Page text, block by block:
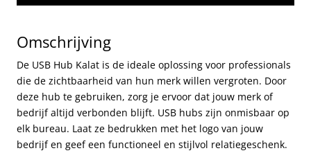
Omschrijving
De USB Hub Kalat is de ideale oplossing voor professionals
die de zichtbaarheid van hun merk willen vergroten. Door
deze hub te gebruiken, zorg je ervoor dat jouw merk of
bedrijf altijd verbonden blijft. USB hubs zijn onmisbaar op
elk bureau. Laat ze bedrukken met het logo van jouw
bedrijf en geef een functioneel en stijlvol relatiegeschenk.